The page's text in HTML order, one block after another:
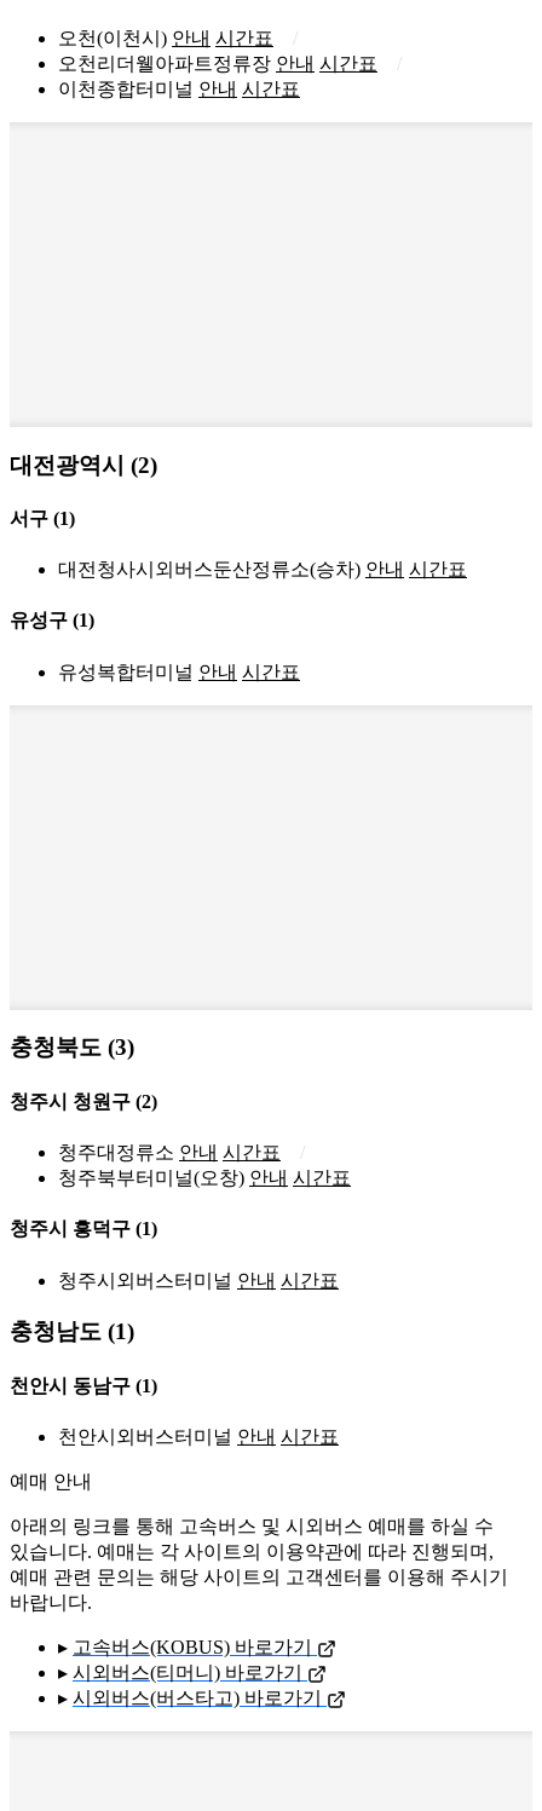
오천(이천시) 안내 시간표
오천리더웰아파트정류장 안내 시간표
이천종합터미널 안내 시간표
대전광역시 (2)
서구 (1)
대전청사시외버스둔산정류소(승차) 안내 시간표
유성구 (1)
유성복합터미널 안내 시간표
충청북도 (3)
청주시 청원구 (2)
청주대정류소 안내 시간표
청주북부터미널(오창) 안내 시간표
청주시 흥덕구 (1)
청주시외버스터미널 안내 시간표
충청남도 (1)
천안시 동남구 (1)
천안시외버스터미널 안내 시간표
예매 안내
아래의 링크를 통해 고속버스 및 시외버스 예매를 하실 수
있습니다. 예매는 각 사이트의 이용약관에 따라 진행되며,
예매 관련 문의는 해당 사이트의 고객센터를 이용해 주시기
바랍니다.
▸ 고속버스(KOBUS) 바로가기
▸ 시외버스(티머니) 바로가기
▸ 시외버스(버스타고) 바로가기